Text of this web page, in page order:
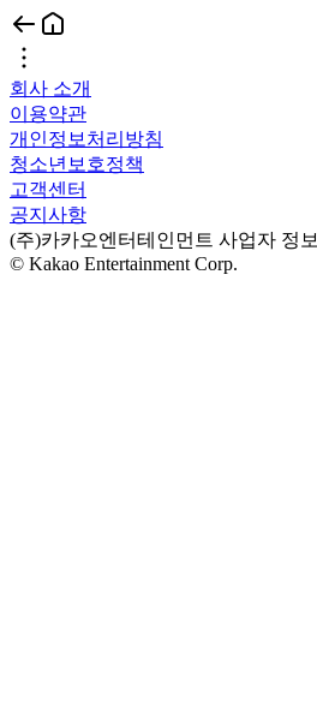
회사 소개
이용약관
개인정보처리방침
청소년보호정책
고객센터
공지사항
(주)카카오엔터테인먼트 사업자 정보
© Kakao Entertainment Corp.